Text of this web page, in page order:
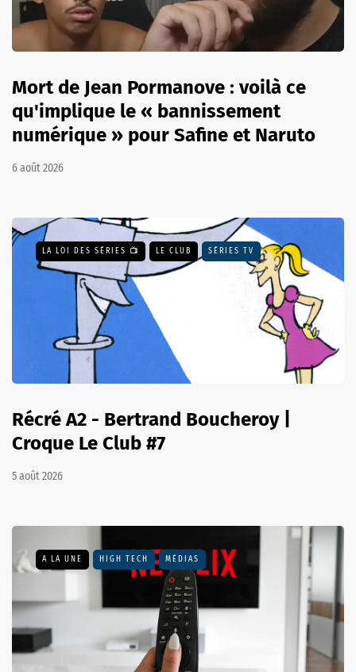
Mort de Jean Pormanove : voilà ce
qu'implique le « bannissement
numérique » pour Safine et Naruto
6 août 2026
LA LOI DES SÉRIES 📺 LE CLUB SÉRIES TV
Récré A2 - Bertrand Boucheroy |
Croque Le Club #7
5 août 2026
A LA UNE HIGH TECH MÉDIAS